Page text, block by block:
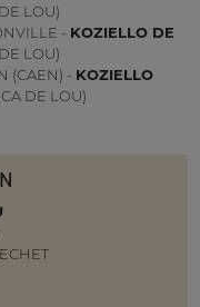
LOU)
- KOZIELLO DE
LOU)
(CAEN) - KOZIELLO
DE LOU)